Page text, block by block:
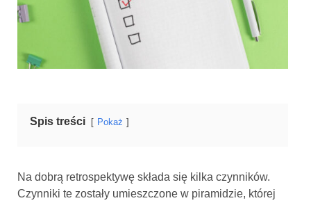
Spis treści Pokaż
Na dobrą retrospektywę składa się kilka czynników.
Czynniki te zostały umieszczone w piramidzie, której